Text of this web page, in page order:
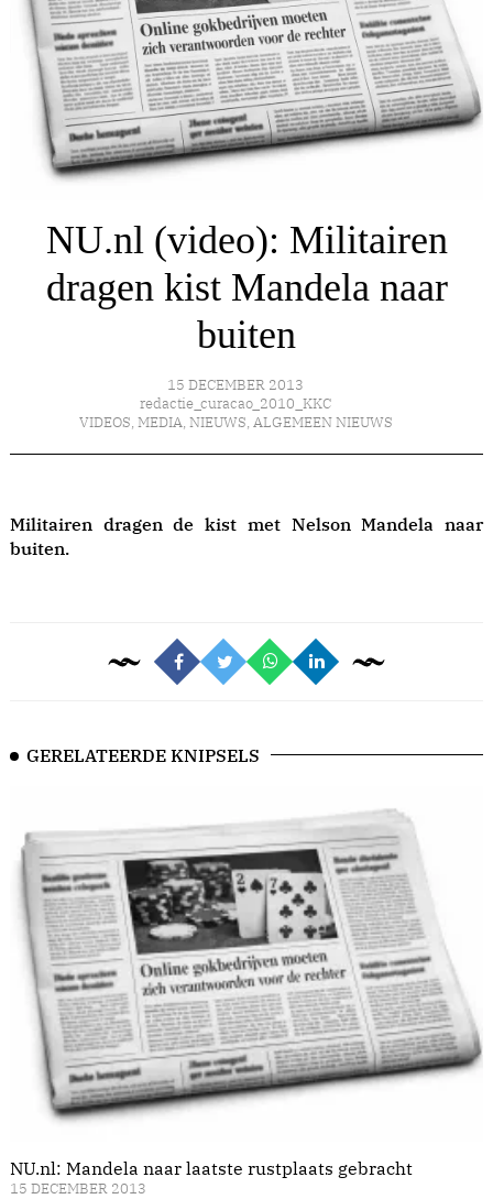
NU.nl (video): Militairen
dragen kist Mandela naar
buiten
15 DECEMBER 2013
redactie_curacao_2010_KKC
VIDEOS, MEDIA, NIEUWS, ALGEMEEN NIEUWS
Militairen dragen de kist met Nelson Mandela naar
buiten.
GERELATEERDE KNIPSELS
NU.nl: Mandela naar laatste rustplaats gebracht
15 DECEMBER 2013